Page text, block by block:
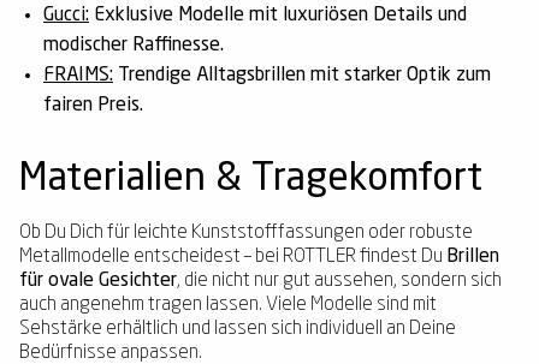
Gucci: Exklusive Modelle mit luxuriösen Details und
modischer Raffinesse.
FRAIMS: Trendige Alltagsbrillen mit starker Optik zum
fairen Preis.
Materialien & Tragekomfort
Ob Du Dich für leichte Kunststofffassungen oder robuste
Metallmodelle entscheidest – bei ROTTLER findest Du Brillen
für ovale Gesichter, die nicht nur gut aussehen, sondern sich
auch angenehm tragen lassen. Viele Modelle sind mit
Sehstärke erhältlich und lassen sich individuell an Deine
Bedürfnisse anpassen.